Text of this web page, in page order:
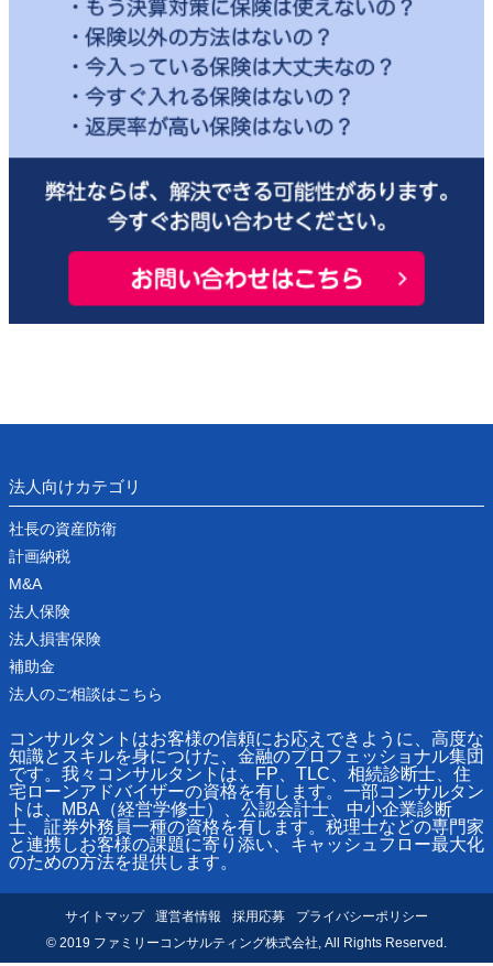
法人向けカテゴリ
社長の資産防衛
計画納税
M&A
法人保険
法人損害保険
補助金
法人のご相談はこちら
コンサルタントはお客様の信頼にお応えできように、高度な
知識とスキルを身につけた、金融のプロフェッショナル集団
です。我々コンサルタントは、FP、TLC、相続診断士、住
宅ローンアドバイザーの資格を有します。一部コンサルタン
トは、MBA（経営学修士）、公認会計士、中小企業診断
士、証券外務員一種の資格を有します。税理士などの専門家
と連携しお客様の課題に寄り添い、キャッシュフロー最大化
のための方法を提供します。
サイトマップ 運営者情報 採用応募
プライバシーポリシー
© 2019 ファミリーコンサルティング株式会社, All Rights Reserved.